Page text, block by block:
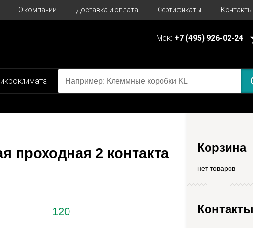
О компании Доставка и оплата Сертификаты Контакты
Мск: +7 (495) 926-02-24
Корзина
нет товаров
Контакты
проходная 2 контакта
120